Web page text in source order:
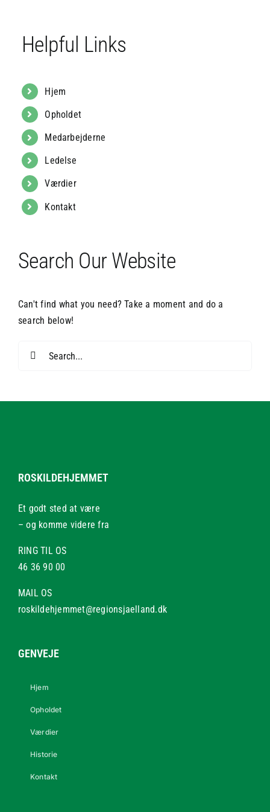
Helpful Links
Hjem
Opholdet
Medarbejderne
Ledelse
Værdier
Kontakt
Search Our Website
Can't find what you need? Take a moment and do a
search below!
ROSKILDEHJEMMET
Et godt sted at være
– og komme videre fra
RING TIL OS
46 36 90 00
MAIL OS
roskildehjemmet@regionsjaelland.dk
GENVEJE
Hjem
Opholdet
Værdier
Historie
Kontakt